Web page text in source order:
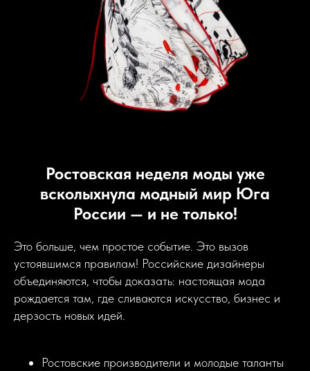
Ростовская неделя моды уже
всколыхнула модный мир Юга
России — и не только!
Это больше, чем простое событие. Это вызов
устоявшимся правилам! Российские дизайнеры
объединяются, чтобы доказать: настоящая мода
рождается там, где сливаются искусство, бизнес и
дерзость новых идей.
Ростовские производители и молодые таланты